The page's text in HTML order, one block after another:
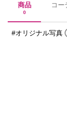
商品
0
コー
#オリジナル写真